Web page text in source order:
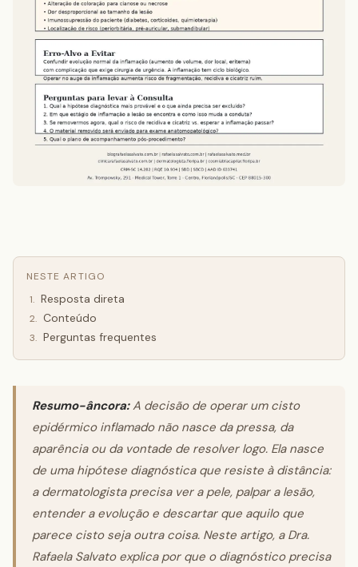
NESTE ARTIGO
1. Resposta direta
2. Conteúdo
3. Perguntas frequentes
Resumo-âncora:A decisão de operar um cisto
epidérmico inflamado não nasce da pressa, da
aparência ou da vontade de resolver logo. Ela nasce
de uma hipótese diagnóstica que resiste à distância:
a dermatologista precisa ver a pele, palpar a lesão,
entender a evolução e descartar que aquilo que
parece cisto seja outra coisa. Neste artigo, a Dra.
Rafaela Salvato explica por que o diagnóstico precisa